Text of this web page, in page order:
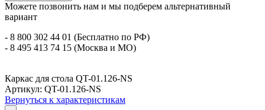
Можете позвонить нам и мы подберем альтернативный
вариант
- 8 800 302 44 01 (Бесплатно по РФ)
- 8 495 413 74 15 (Москва и МО)
Каркас для стола QT-01.126-NS
Артикул: QT-01.126-NS
Вернуться к характеристикам